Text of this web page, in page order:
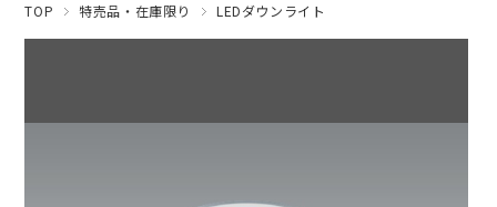
TOP 特売品・在庫限り LEDダウンライト